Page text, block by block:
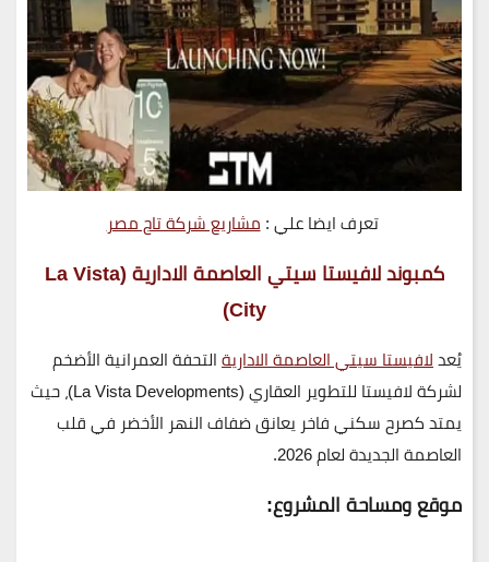
تعرف ايضا علي :مشاريع شركة تاج مصر
كمبوند لافيستا سيتي العاصمة الادارية (La Vista
City)
يُعدلافيستا سيتي العاصمة الاداريةالتحفة العمرانية الأضخم
لشركةلافيستا للتطوير العقاري (La Vista Developments)
، حيث
يمتد كصرح سكني فاخر يعانق ضفاف النهر الأخضر في قلب
العاصمة الجديدة لعام 2026.
موقع ومساحة المشروع: